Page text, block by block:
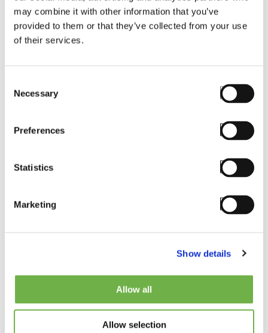
may combine it with other information that you’ve
provided to them or that they’ve collected from your use
of their services.
Selection
Necessary
Preferences
Statistics
Marketing
Show details
Allow all
Allow selection
StayLinked